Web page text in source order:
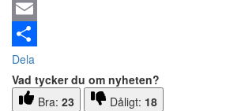
Email
Dela
Vad tycker du om nyheten?
Bra: 23 Dåligt: 18